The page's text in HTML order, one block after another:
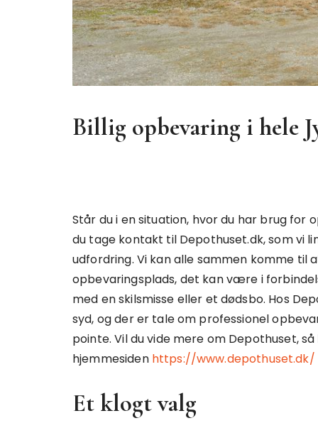
Billig opbevaring i hele
Står du i en situation, hvor du har brug for
du tage kontakt til Depothuset.dk, som vi
udfordring. Vi kan alle sammen komme til
opbevaringsplads, det kan være i
med en skilsmisse eller et dødsbo. Hos
syd, og der er tale om professionel
pointe. Vil du vide mere om Depothuset,
hjemmesiden https://www.depothuset.dk/
Et klogt valg